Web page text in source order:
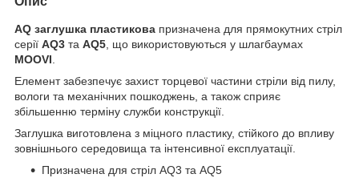
AQ заглушка пластикова призначена для прямокутних стріл
серії AQ3 та AQ5 , що використовуються у шлагбаумах
MOOVI
Елемент забезпечує захист торцевої частини стріли від пилу,
вологи та механічних пошкоджень, а також сприяє
збільшенню терміну служби конструкції.
Заглушка виготовлена з міцного пластику, стійкого до впливу
зовнішнього середовища та інтенсивної експлуатації.
Призначена для стріл AQ3 та AQ5